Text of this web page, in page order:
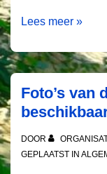
Data
nummers
Lees meer »
Foto’s van
DOOR
GEPLAATST IN